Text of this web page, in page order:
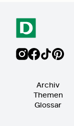
Archiv
Themen
Glossar